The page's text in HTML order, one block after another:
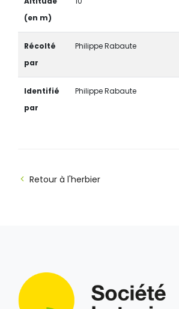
(en m)
Récolté
par
Philippe Rabaute
Identifié
par
Philippe Rabaute
Retour à l'herbier